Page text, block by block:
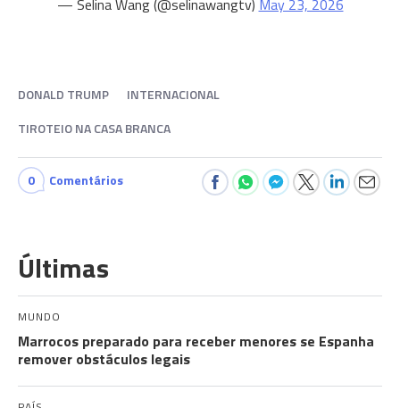
— Selina Wang (@selinawangtv) May 23, 2026
DONALD TRUMP
INTERNACIONAL
TIROTEIO NA CASA BRANCA
0 Comentários
Últimas
MUNDO
Marrocos preparado para receber menores se Espanha
remover obstáculos legais